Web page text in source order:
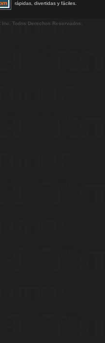
rápidas, divertidas y fáciles.
Inc. Todos Derechos Reservados.